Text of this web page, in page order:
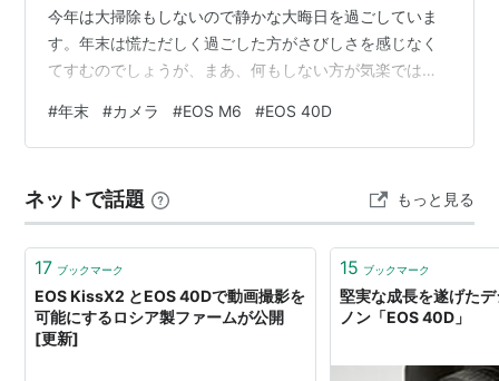
今年は大掃除もしないので静かな大晦日を過ごしていま
す。年末は慌ただしく過ごした方がさびしさを感じなく
てすむのでしょうが、まあ、何もしない方が気楽ではあ
ラ（CANON EOS M6）が壊れたのはちょっと気分が落ち
込む出来事でした。最後は、パチンと音がしてファイン
ーを替えたり、レンズを替えたり色々と試行錯誤したの
ですが無駄なあがきでした。そもそもデジタルカメラの
寿命は約5～6年というのが定説ですので…
#年末 #カメラ #EOS M6 #EOS 40D
ネットで話題 もっと見る
17 ブックマーク
EOS KissX2 とEOS 40Dで動画撮影を
可能にするロシア製ファームが公開
[更新]
15 ブックマーク
堅実な成長を遂げた
ノン「EOS 40D」